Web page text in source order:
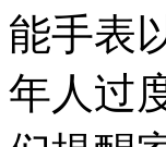
能手表
年人过